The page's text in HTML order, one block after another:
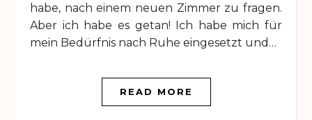
habe, nach einem neuen Zimmer zu fragen.
Aber ich habe es getan! Ich habe mich für
mein Bedürfnis nach Ruhe eingesetzt und…
READ MORE